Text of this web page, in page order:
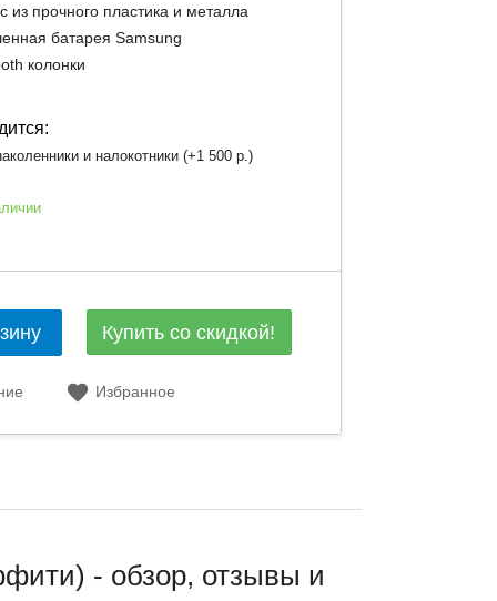
из прочного пластика и металла
батарея Samsung
колонки
и налокотники (+1 500 р.)
Купить со скидкой!
Избранное
- обзор, отзывы и